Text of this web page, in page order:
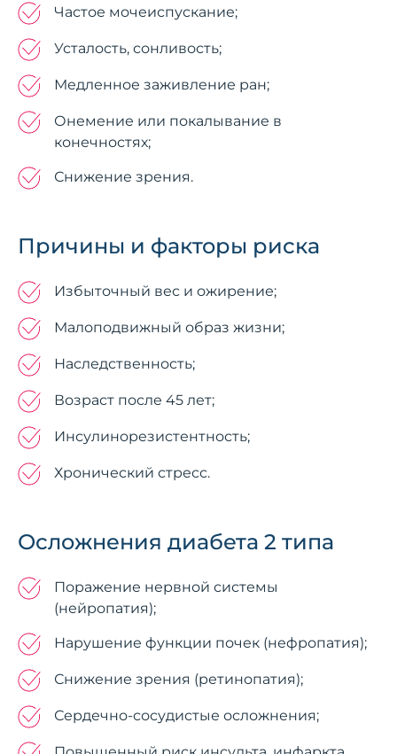
Частое мочеиспускание;
Усталость, сонливость;
Медленное заживление ран;
Онемение или покалывание в
конечностях;
Снижение зрения.
Причины и факторы риска
Избыточный вес и ожирение;
Малоподвижный образ жизни;
Наследственность;
Возраст после 45 лет;
Инсулинорезистентность;
Хронический стресс.
Осложнения диабета 2 типа
Поражение нервной системы
(нейропатия);
Нарушение функции почек (нефропатия);
Снижение зрения (ретинопатия);
Сердечно-сосудистые осложнения;